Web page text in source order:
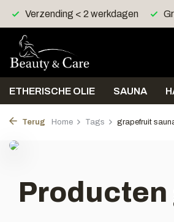
Verzending < 2 werkdagen
ETHERISCHE OLIE SAUNA
Terug Home Tags grapefruit
Producten